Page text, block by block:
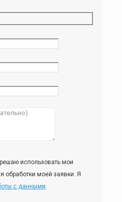
использовать мои
обработки моей заявки. Я
с данными.